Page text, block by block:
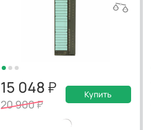
15 048
20 900
Купить